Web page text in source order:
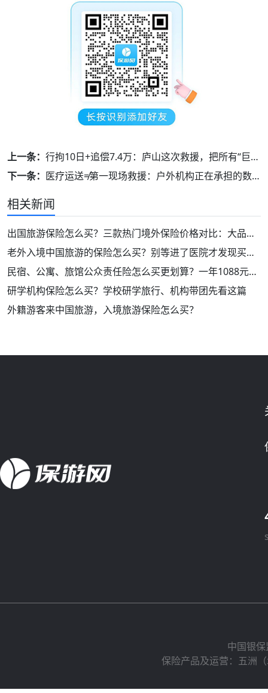
上一条： 行拘10日+追偿7.4万：庐山这次救援，把所有“巨婴”户外人打醒了！
下一条： 医疗运送≠第一现场救援：户外机构正在承担的数十万救援成本盲区
相关新闻
出国旅游保险怎么买？三款热门境外保险价格对比：大品牌！保障好！
老外入境中国旅游的保险怎么买？别等进了医院才发现买错了
民宿、公寓、旅馆公众责任险怎么买更划算？一年1088元起，投保重点看这篇
研学机构保险怎么买？学校研学旅行、机构带团先看这篇
外籍游客来中国旅游，入境旅游保险怎么买？
中国银
保险产品及运营：五洲